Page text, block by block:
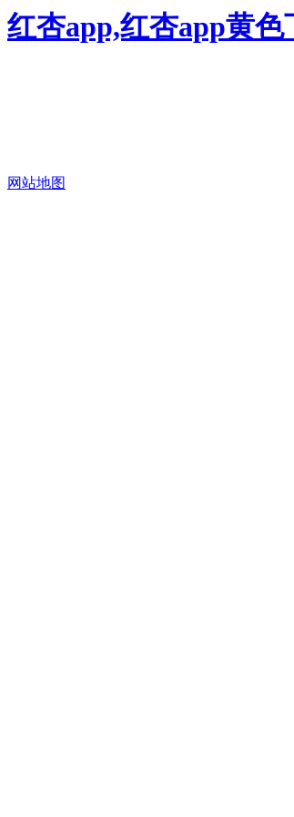
红杏app,红杏app黄
网站地图